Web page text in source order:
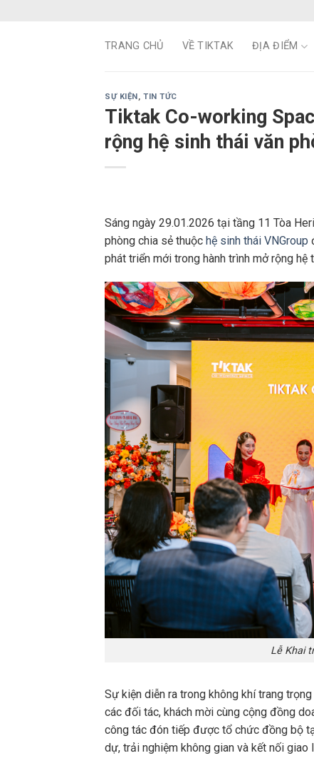
TRANG CHỦ VỀ TIKTAK ĐỊA ĐIỂM
SỰ KIỆN,TIN TỨC
Tiktak Co-working
rộng hệ sinh thái văn
Sáng ngày 29.01.2026 tại tầng 11 Tòa
phòng chia sẻ thuộc hệ sinh thái VNGroup
phát triển mới trong hành trình mở rộng
Lễ Khai
Sự kiện diễn ra trong không khí trang
các đối tác, khách mời cùng cộng đồng
công tác đón tiếp được tổ chức đồng bộ
dự, trải nghiệm không gian và kết nối giao